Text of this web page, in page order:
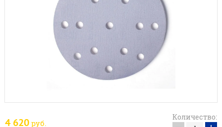
4 620 руб.
Количество: